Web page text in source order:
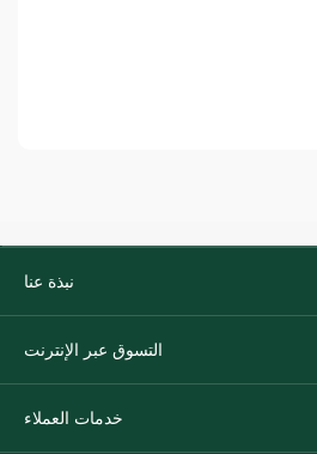
نبذة عنا
التسوق عبر الإنترنت
خدمات العملاء